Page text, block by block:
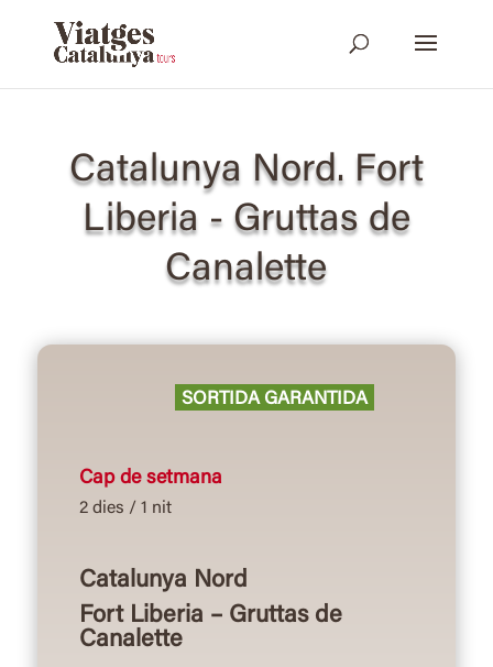
Catalunya Nord. Fort
Liberia - Gruttas de
Canalette
SORTIDA GARANTIDA
Cap de setmana
2 dies / 1 nit
Catalunya Nord
Fort Liberia – Gruttas de
Canalette